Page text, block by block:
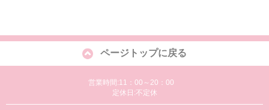
ページトップに戻る
営業時間:11：00～20：00
定休日:不定休